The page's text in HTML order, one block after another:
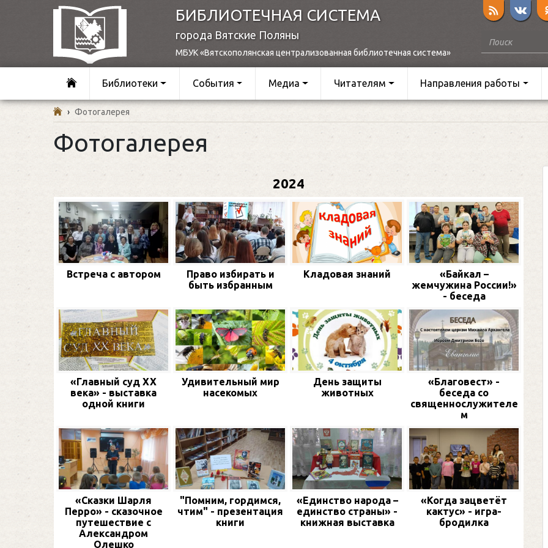
БИБЛИОТЕЧНАЯ СИСТЕМА
города Вятские Поляны
МБУК «Вятскополянская централизованная библиотечная система»
Библиотеки События Медиа Читателям Направления работы
› Фотогалерея
Фотогалерея
2024
Встреча с автором
Право избирать и
быть избранным
Кладовая знаний
«Байкал –
жемчужина России!»
- беседа
«Главный суд XX
века» - выставка
одной книги
Удивительный мир
насекомых
День защиты
животных
«Благовест» -
беседа со
священнослужителе
м
«Сказки Шарля
Перро» - сказочное
путешествие с
Александром
Олешко
"Помним, гордимся,
чтим" - презентация
книги
«Единство народа –
единство страны» -
книжная выставка
«Когда зацветёт
кактус» - игра-
бродилка